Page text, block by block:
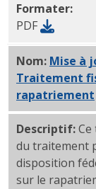
Formater:
PDF
Nom: Mise à
Traitement
rapatriement
Descriptif:
du traitement
disposition
sur le